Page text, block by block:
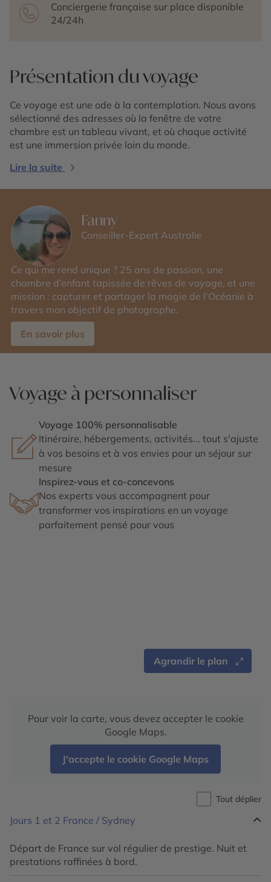
Conciergerie française sur place disponible
24/24h
Présentation du voyage
Ce voyage est une ode à la contemplation. Nous avons
sélectionné des adresses où la fenêtre de votre
chambre est un tableau vivant, et où chaque activité
est une immersion privée loin du monde.
Lire la suite
Fanny
Conseiller-Expert Australie
Ce qui me rend unique ? 25 ans de passion, une
chambre d’enfant tapissée de rêves de voyage, et une
mission : capturer et partager la magie de l’Océanie à
travers mon objectif de photographe.
En savoir plus
Voyage à personnaliser
Voyage 100% personnalisable
Itinéraire, hébergements, activités... tout s'ajuste
à vos besoins et à vos envies pour un séjour sur
mesure
Inspirez-vous et co-concevons
Nos experts vous accompagnent pour
transformer vos inspirations en un voyage
parfaitement pensé pour vous
Agrandir le plan
Pour voir la carte, vous devez accepter le cookie
Google Maps.
J'accepte le cookie Google Maps
Tout déplier
Jours 1 et 2 France / Sydney
Départ de France sur vol régulier de prestige. Nuit et
prestations raffinées à bord.